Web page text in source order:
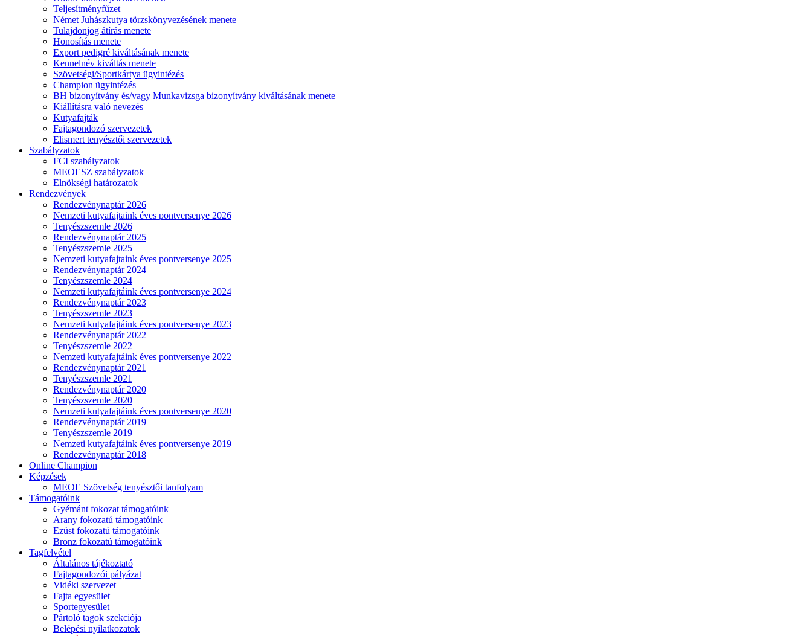
Teljesítményfűzet
Német Juhászkutya törzskönyvezésének menete
Tulajdonjog átírás menete
Honosítás menete
Export pedigré kiváltásának menete
Kennelnév kiváltás menete
Szövetségi/Sportkártya ügyintézés
Champion ügyintézés
BH bizonyítvány és/vagy Munkavizsga bizonyítvány kiváltásának menete
Kiállításra való nevezés
Kutyafajták
Fajtagondozó szervezetek
Elismert tenyésztői szervezetek
Szabályzatok
FCI szabályzatok
MEOESZ szabályzatok
Elnökségi határozatok
Rendezvények
Rendezvénynaptár 2026
Nemzeti kutyafajtaink éves pontversenye 2026
Tenyészszemle 2026
Rendezvénynaptár 2025
Tenyészszemle 2025
Nemzeti kutyafajtaink éves pontversenye 2025
Rendezvénynaptár 2024
Tenyészszemle 2024
Nemzeti kutyafajtáink éves pontversenye 2024
Rendezvénynaptár 2023
Tenyészszemle 2023
Nemzeti kutyafajtáink éves pontversenye 2023
Rendezvénynaptár 2022
Tenyészszemle 2022
Nemzeti kutyafajtáink éves pontversenye 2022
Rendezvénynaptár 2021
Tenyészszemle 2021
Rendezvénynaptár 2020
Tenyészszemle 2020
Nemzeti kutyafajtáink éves pontversenye 2020
Rendezvénynaptár 2019
Tenyészszemle 2019
Nemzeti kutyafajtáink éves pontversenye 2019
Rendezvénynaptár 2018
Online Champion
Képzések
MEOE Szövetség tenyésztői tanfolyam
Támogatóink
Gyémánt fokozat támogatóink
Arany fokozatú támogatóink
Ezüst fokozatú támogatóink
Bronz fokozatú támogatóink
Tagfelvétel
Általános tájékoztató
Fajtagondozói pályázat
Vidéki szervezet
Fajta egyesület
Sportegyesület
Pártoló tagok szekciója
Belépési nyilatkozatok